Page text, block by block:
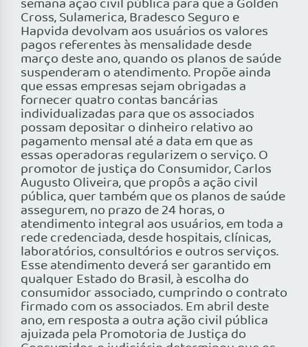
semana ação civil pública para que a Golden
Cross, Sulamerica, Bradesco Seguro e
Hapvida devolvam aos usuários os valores
pagos referentes às mensalidade desde
março deste ano, quando os planos de saúde
suspenderam o atendimento. Propõe ainda
que essas empresas sejam obrigadas a
fornecer quatro contas bancárias
individualizadas para que os associados
possam depositar o dinheiro relativo ao
pagamento mensal até a data em que as
essas operadoras regularizem o serviço. O
promotor de justiça do Consumidor, Carlos
Augusto Oliveira, que propôs a ação civil
pública, quer também que os planos de saúde
assegurem, no prazo de 24 horas, o
atendimento integral aos usuários, em toda a
rede credenciada, desde hospitais, clínicas,
laboratórios, consultórios e outros serviços.
Esse atendimento deverá ser garantido em
qualquer Estado do Brasil, à escolha do
consumidor associado, cumprindo o contrato
firmado com os associados. Em abril deste
ano, em resposta a outra ação civil pública
ajuizada pela Promotoria de Justiça do